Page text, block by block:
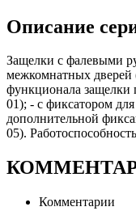
Описание
Защелки с фалевыми
межкомнатных дверей
функционала защелки
01); - с фиксатором
дополнительной
05).
Комментарии